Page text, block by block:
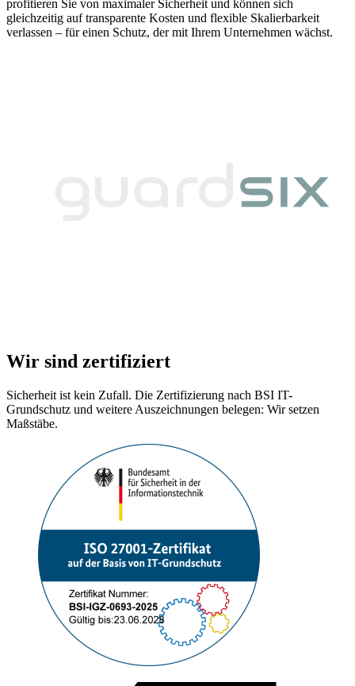
profitieren Sie von maximaler Sicherheit und können sich
gleichzeitig auf transparente Kosten und flexible Skalierbarkeit
verlassen – für einen Schutz, der mit Ihrem Unternehmen wächst.
Wir sind zertifiziert
Sicherheit ist kein Zufall. Die Zertifizierung nach BSI IT-
Grundschutz und weitere Auszeichnungen belegen: Wir setzen
Maßstäbe.